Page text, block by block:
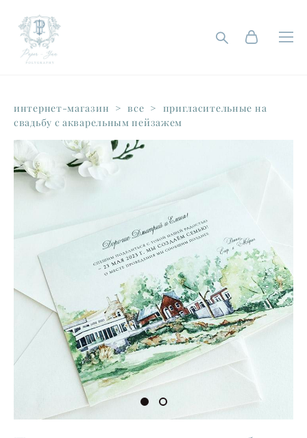
интернет-магазин > все >
пригласительные на
свадьбу с акварельным пейзажем